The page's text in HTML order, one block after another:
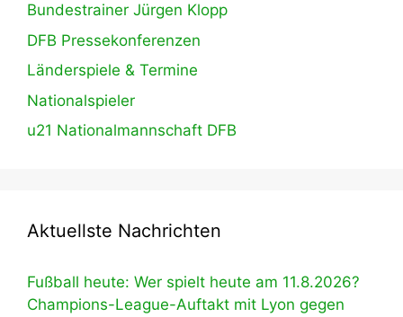
Bundestrainer Jürgen Klopp
DFB Pressekonferenzen
Länderspiele & Termine
Nationalspieler
u21 Nationalmannschaft DFB
Aktuellste Nachrichten
Fußball heute: Wer spielt heute am 11.8.2026?
Champions-League-Auftakt mit Lyon gegen